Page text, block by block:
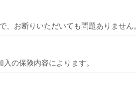
お断りいただいても問題ありません。
の保険内容によります。